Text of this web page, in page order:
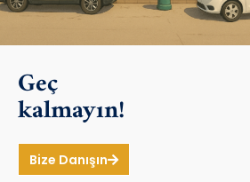
Geç
kalmayın!
Bize Danışın